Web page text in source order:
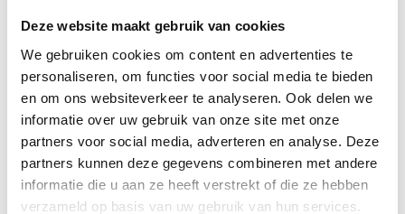
Deze website maakt gebruik van cookies
We gebruiken cookies om content en advertenties te
personaliseren, om functies voor social media te bieden
en om ons websiteverkeer te analyseren. Ook delen we
informatie over uw gebruik van onze site met onze
partners voor social media, adverteren en analyse. Deze
partners kunnen deze gegevens combineren met andere
informatie die u aan ze heeft verstrekt of die ze hebben
verzameld op basis van uw gebruik van hun services.
Aantal
trapleuningen in
deze set
4
Vorm leuning Plat
Kleur leuning Matzwart